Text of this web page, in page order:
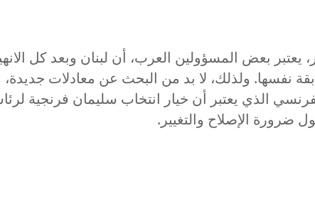
يعتبر بعض المسؤولين العرب، أن لبنان وبعد كل
نفسها. ولذلك، لا بد من البحث عن معادلات
الذي يعتبر أن خيار انتخاب سليمان فرنجية
الإصلاح والتغيير.